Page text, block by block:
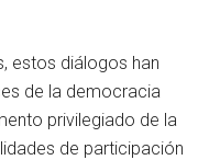
estos diálogos han
de la democracia
privilegiado de la
de participación